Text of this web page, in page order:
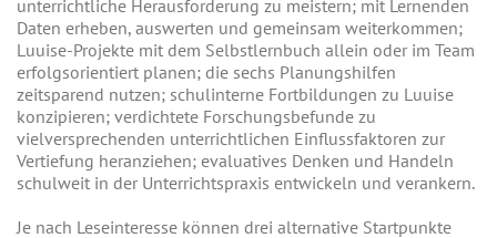
unterrichtliche Herausforderung zu meistern; mit Lernenden
Daten erheben, auswerten und gemeinsam weiterkommen;
Luuise-Projekte mit dem Selbstlernbuch allein oder im Team
erfolgsorientiert planen; die sechs Planungshilfen
zeitsparend nutzen; schulinterne Fortbildungen zu Luuise
konzipieren; verdichtete Forschungsbefunde zu
vielversprechenden unterrichtlichen Einflussfaktoren zur
Vertiefung heranziehen; evaluatives Denken und Handeln
schulweit in der Unterrichtspraxis entwickeln und verankern.
Je nach Leseinteresse können drei alternative Startpunkte